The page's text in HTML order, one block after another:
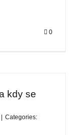
0
kdy se
Categories: